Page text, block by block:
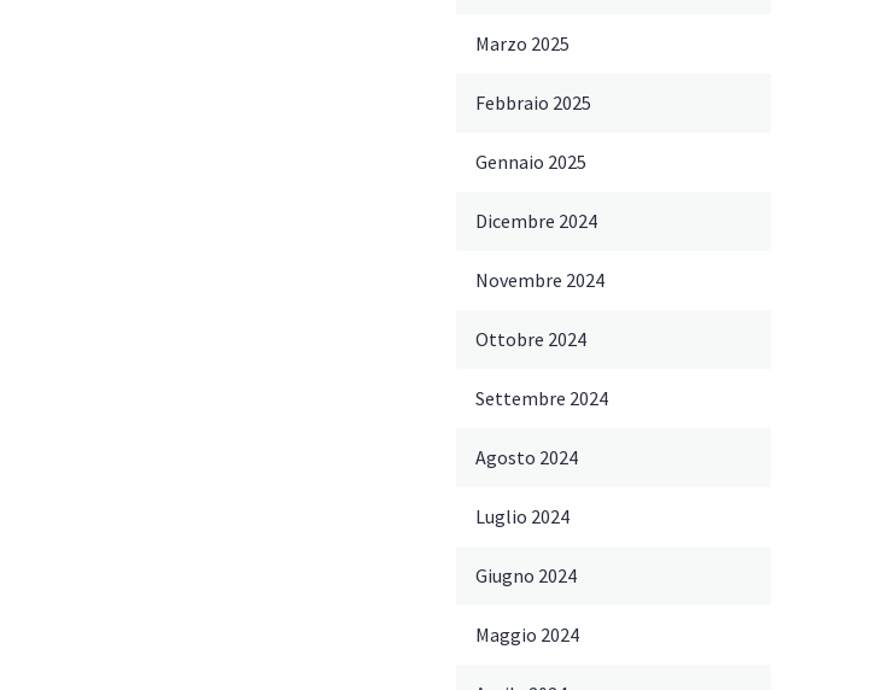
Marzo 2025
Febbraio 2025
Gennaio 2025
Dicembre 2024
Novembre 2024
Ottobre 2024
Settembre 2024
Agosto 2024
Luglio 2024
Giugno 2024
Maggio 2024